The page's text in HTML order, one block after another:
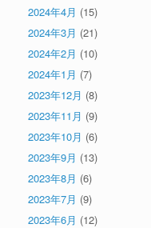
2024年4月 (15)
2024年3月 (21)
2024年2月 (10)
2024年1月 (7)
2023年12月 (8)
2023年11月 (9)
2023年10月 (6)
2023年9月 (13)
2023年8月 (6)
2023年7月 (9)
2023年6月 (12)